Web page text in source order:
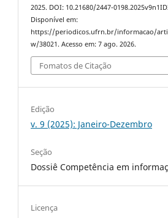
2025. DOI: 10.21680/2447-
Disponível em:
https://periodicos.ufrn.br/informacao/
w/38021. Acesso em: 7 ago. 2026.
Fomatos de Citação
Edição
v. 9 (2025): Janeiro-Dezembro
Seção
Dossiê Competência em
Licença